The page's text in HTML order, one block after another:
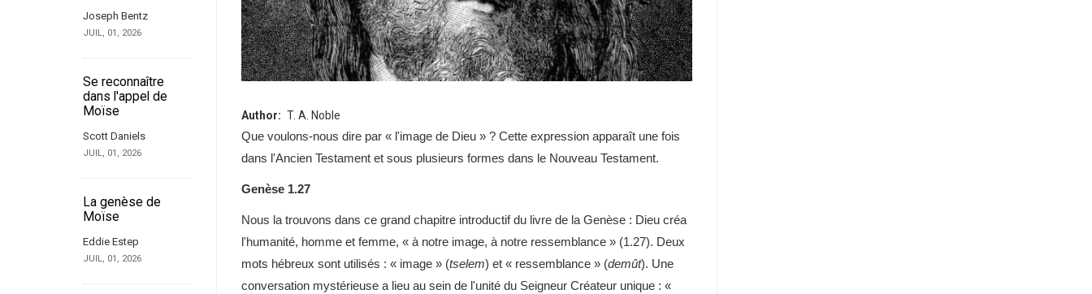
Joseph Bentz
JUIL, 01, 2026
Se reconnaître
dans l'appel de
Moïse
Scott Daniels
JUIL, 01, 2026
La genèse de
Moïse
Eddie Estep
JUIL, 01, 2026
Author
T. A. Noble
Que voulons-nous dire par « l'image de Dieu » ? Cette expression apparaît une fois
dans l'Ancien Testament et sous plusieurs formes dans le Nouveau Testament.
Genèse 1.27
Nous la trouvons dans ce grand chapitre introductif du livre de la Genèse : Dieu créa
l'humanité, homme et femme, « à notre image, à notre ressemblance » (1.27). Deux
mots hébreux sont utilisés : « image » (tselem) et « ressemblance » (demût). Une
conversation mystérieuse a lieu au sein de l'unité du Seigneur Créateur unique : «